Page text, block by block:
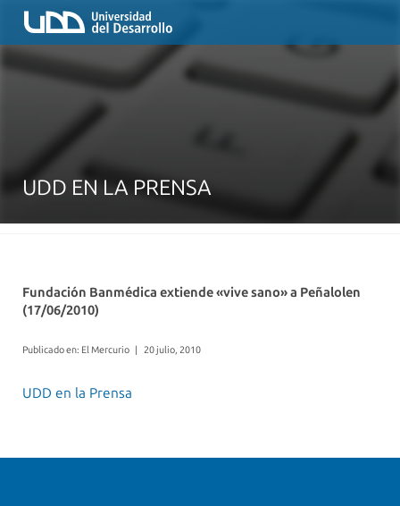
UDD EN LA PRENSA
Fundación Banmédica extiende «vive sano» a Peñalolen
(17/06/2010)
Publicado en: El Mercurio | 20 julio, 2010
UDD en la Prensa